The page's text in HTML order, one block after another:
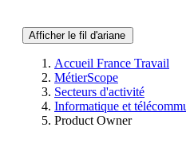
Afficher le fil d'ariane
Accueil France Travail
MétierScope
Secteurs d'activité
Informatique et
Product Owner